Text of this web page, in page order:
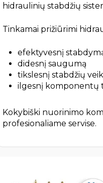
hidraulinių stabdžių
Tinkamai prižiūrimi
efektyvesnį
didesnį saugumą
tikslesnį stabdžių
ilgesnį komponentų
Kokybiški nuorinimo
profesionaliame servise.